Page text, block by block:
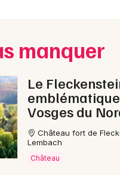
manquer
Le
Vosges du
Château fort de
Lembach
Château